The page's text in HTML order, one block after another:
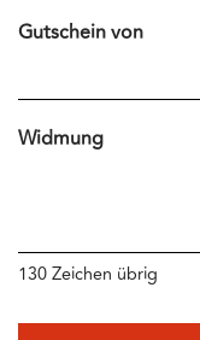
Gutschein von
Widmung
130Zeichen übrig